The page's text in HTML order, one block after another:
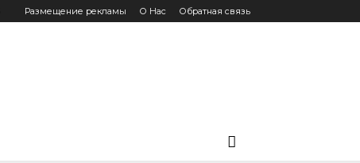
Размещение рекламы О Нас Обратная связь